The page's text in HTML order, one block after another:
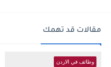
مقالات قد تهمك
وظائف في الاردن